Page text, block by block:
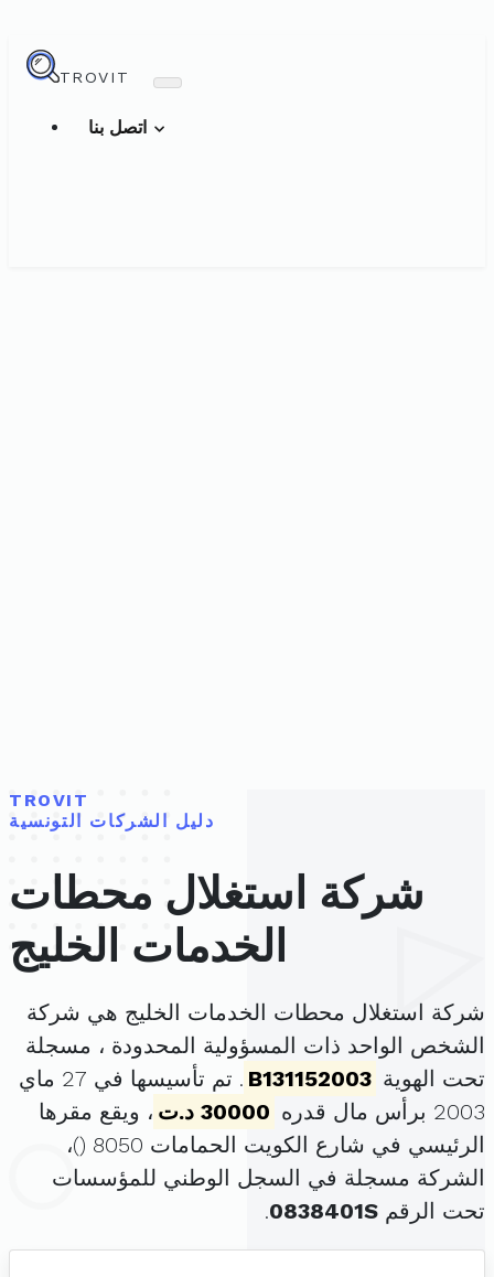
TROVIT
TROVIT
دليل الشركات التونسية
شركة استغلال محطات
الخدمات الخليج
شركة استغلال محطات الخدمات الخليج هي شركة
الشخص الواحد ذات المسؤولية المحدودة ، مسجلة
تحت الهوية B131152003
. تم تأسيسها في 27 ماي
2003 برأس مال قدره
30000 د.ت
، ويقع مقرها
الرئيسي في شارع الكويت الحمامات 8050 (
)،
الشركة مسجلة في السجل الوطني للمؤسسات
تحت الرقم 0838401S
.